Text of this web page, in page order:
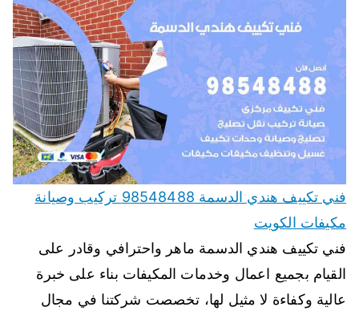
فني تكييف هندي الدسمة 98548488 تركيب وصيانة
مكيفات الكويت
فني تكييف هندي الدسمة ماهر واحترافي وقادر على
القيام بجميع اعمال وخدمات المكيفات بناء على خبرة
عالية وكفاءة لا مثيل لها، تخصصت شركتنا في مجال